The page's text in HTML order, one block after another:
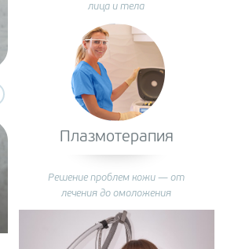
лица и тела
Плазмотерапия
Решение проблем кожи — от
лечения до омоложения